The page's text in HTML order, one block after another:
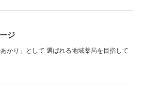
ジ
かり」として 選ばれる地域薬局を目指して